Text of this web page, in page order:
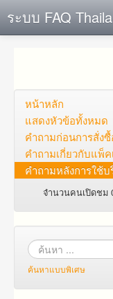
ระบบ FAQ
ตั้งคำถาม
ดูคำถาม
คุณต้องการที่จะลงทะเ
Login
หน้าหลัก
แสดงหัวข้อทั้งหมด
คำถาม​ก่อน​การ​สั่งซื้
คำถาม​เกี่ยว​กับ​แพ็ค
คำถามหลังการใช้บ
จำนวนคนเปิดชม
ค้นหาแบบพิเศษ